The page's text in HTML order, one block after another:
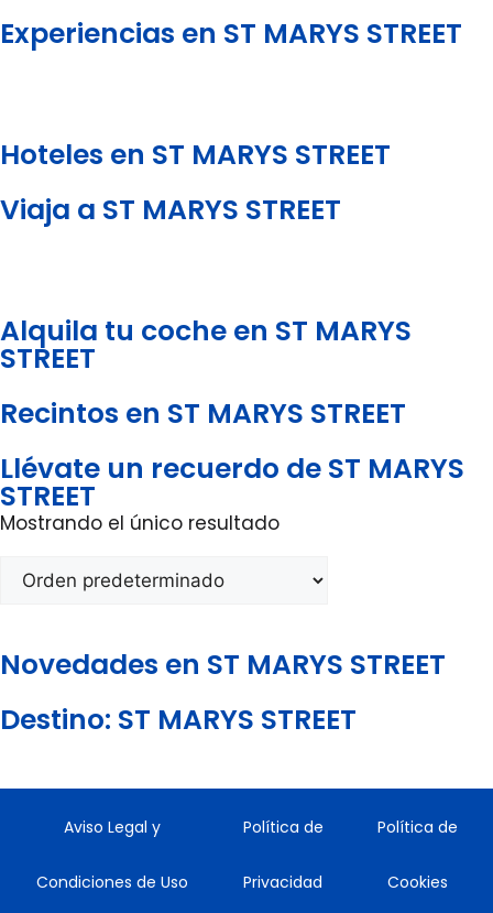
Experiencias en ST MARYS STREET
Hoteles en ST MARYS STREET
Viaja a ST MARYS STREET
Alquila tu coche en ST MARYS
STREET
Recintos en ST MARYS STREET
Llévate un recuerdo de ST MARYS
STREET
Mostrando el único resultado
Novedades en ST MARYS STREET
Destino: ST MARYS STREET
Aviso Legal y
Condiciones de Uso
Política de
Privacidad
Política de
Cookies